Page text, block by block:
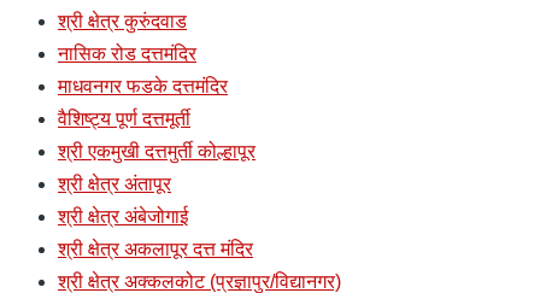
श्री क्षेत्र कुरुंदवाड
नासिक रोड दत्तमंदिर
माधवनगर फडके दत्तमंदिर
वैशिष्ट्य पूर्ण दत्तमूर्ती
श्री एकमुखी दत्तमुर्ती कोल्हापूर
श्री क्षेत्र अंतापूर
श्री क्षेत्र अंबेजोगाई
श्री क्षेत्र अकलापूर दत्त मंदिर
श्री क्षेत्र अक्कलकोट (प्रज्ञापुर/विद्यानगर)